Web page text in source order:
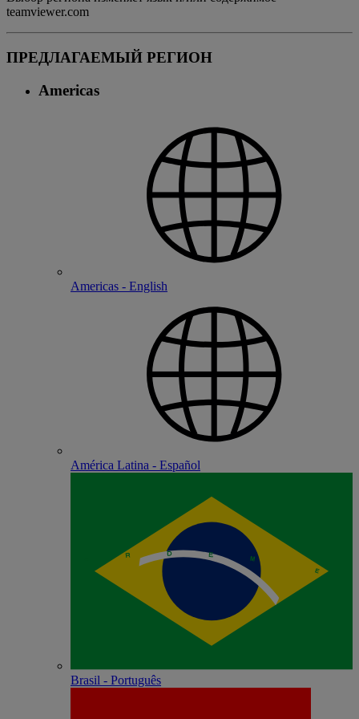
teamviewer.com
ПРЕДЛАГАЕМЫЙ РЕГИОН
Americas
Americas - English
América Latina - Español
Brasil - Português